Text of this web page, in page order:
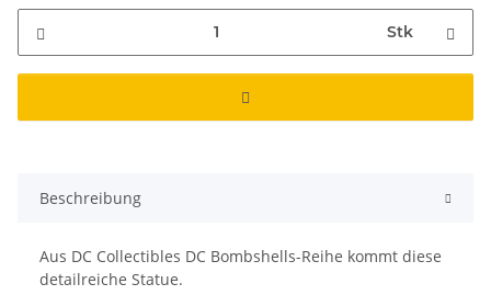
Stk
Beschreibung
Aus DC Collectibles DC Bombshells-Reihe kommt diese
detailreiche Statue.